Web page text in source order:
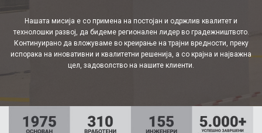
Нашата мисија е со примена на постојан и одржлив квалитет и
технолошки развој, да бидеме регионален лидер во градежништвото.
Континуирано да вложуваме во креирање на трајни вредности, преку
испорака на иновативни и квалитетни решенија, а со крајна и најважна
цел, задоволство на нашите клиенти.